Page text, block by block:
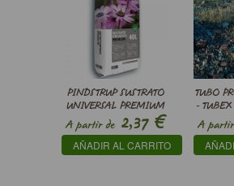
PINDSTRUP SUSTRATO
UNIVERSAL PREMIUM
A partir de2,37€
AÑADIR AL CARRITO
TUBO
- TUBEX
A